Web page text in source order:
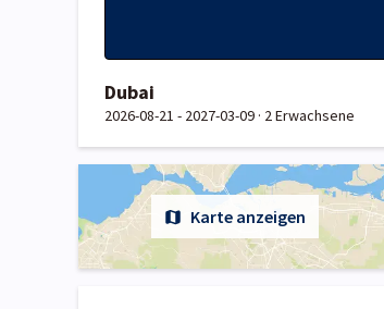
Dubai
2026-08-21 - 2027-03-09 · 2 Erwachsene
Karte anzeigen